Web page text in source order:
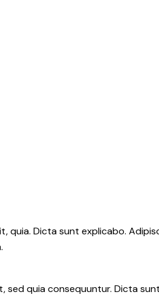
Dicta sunt explicabo.
quia consequuntur. Dicta